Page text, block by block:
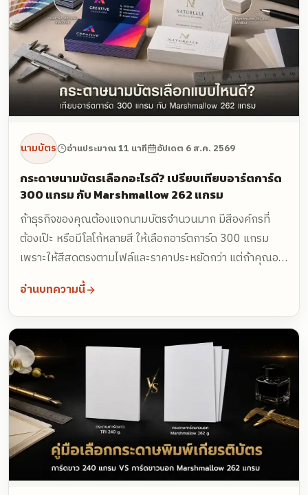
นามบัตร อ่านประมาณ 11 นาที อัปเดต 6 ส.ค. 2569
กระดาษนามบัตรเลือกอะไรดี? เปรียบเทียบอาร์ตการ์ด
300 แกรม กับ Marshmallow 262 แกรม
ถ้าธุรกิจของคุณต้องแจกนามบัตรจำนวนมาก มีสีองค์กรที่
ต้องเป๊ะ หรือมีโลโก้หลายสี ให้เลือกอาร์ตการ์ด 300 แกรม
เพราะให้สีสดตรงตามไฟล์และราคาประหยัดกว่า แต่ถ้าคุณอยู่
ในธุรกิจที่ขายภาพลักษณ์และรสนิยม เช่น สถาปนิก ที่ปรึกษา
หรือธุรกิจพรีเมียม และอยากให้ลูกค้าเขียนโน้ตหลังนามบัตรได้
ให้เลือก Marshmallow 262 แกรม ซึ่งแม้ตัวเลขแกรมน้อย
กว่าแต่จับแล้วรู้สึกหนาไม่แพ้กัน เพราะเป็นกระดาษไม่เคลือบ
ผิวที่มีความฟ่ามของเนื้อเยื่อสูงกว่า
อ่านบทความนี้